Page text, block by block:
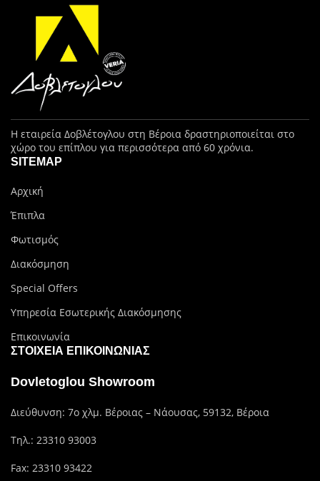
Η εταιρεία Δοβλέτογλου στη Βέροια δραστηριοποιείται στο
χώρο του επίπλου για περισσότερα από 60 χρόνια.
SITEMAP
Αρχική
Έπιπλα
Φωτισμός
Διακόσμηση
Special Offers
Υπηρεσία Εσωτερικής Διακόσμησης
Επικοινωνία
ΣΤΟΙΧΕΊΑ ΕΠΙΚΟΙΝΩΝΊΑΣ
Dovletoglou Showroom
Διεύθυνση: 7ο χλμ. Βέροιας – Νάουσας, 59132, Βέροια
Τηλ.: 23310 93003
Fax: 23310 93422